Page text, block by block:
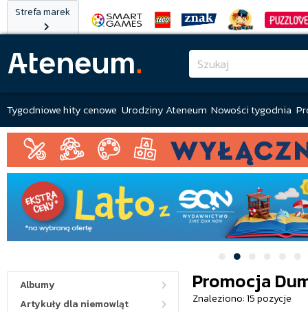
Strefa marek
Tygodniowe hity cenowe Urodziny Ateneum Nowości tygodnia
Albumy
Artykuły dla niemowląt
Promocja
Znaleziono: 15 pozycje